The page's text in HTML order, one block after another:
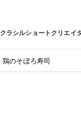
クラシルショートクリエイ
鶏のそぼろ寿司